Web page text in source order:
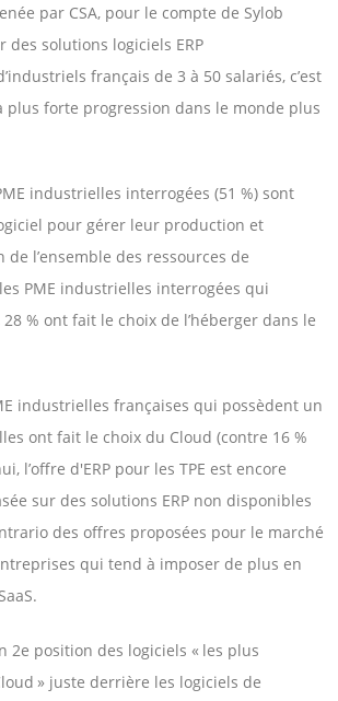
par CSA, pour le compte de Sylob
solutions logiciels ERP
français de 3 à 50 salariés, c’est
plus forte progression dans le monde plus
industrielles interrogées (51 %) sont
pour gérer leur production et
l’ensemble des ressources de
PME industrielles interrogées qui
% ont fait le choix de l’héberger dans le
industrielles françaises qui possèdent un
ont fait le choix du Cloud (contre 16 %
l’offre d'ERP pour les TPE est encore
sur des solutions ERP non disponibles
des offres proposées pour le marché
qui tend à imposer de plus en
2e position des logiciels « les plus
» juste derrière les logiciels de